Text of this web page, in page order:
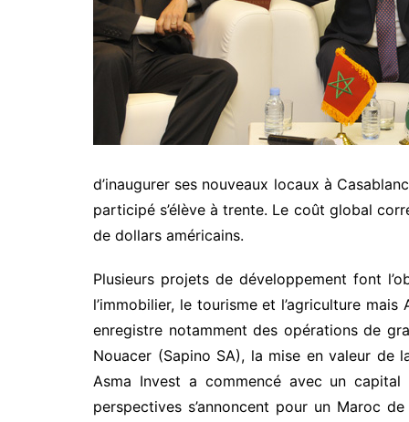
d’inaugurer ses nouveaux locaux à
participé s’élève à trente. Le coût global
de dollars américains.
Plusieurs projets de développement font
l’immobilier, le tourisme et l’agriculture
enregistre notamment des opérations de
Nouacer (Sapino SA), la mise en valeur de
Asma Invest a commencé avec un
perspectives s’annoncent pour un Maroc